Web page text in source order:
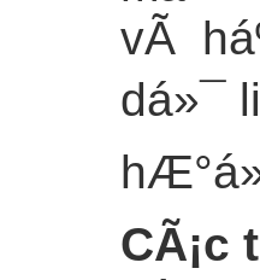
vÃ
dá»¯
CÃ¡c